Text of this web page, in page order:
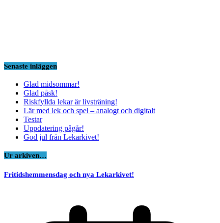
Senaste inläggen
Glad midsommar!
Glad påsk!
Riskfyllda lekar är livsträning!
Lär med lek och spel – analogt och digitalt
Testar
Uppdatering pågår!
God jul från Lekarkivet!
Ur arkiven…
Fritidshemmensdag och nya Lekarkivet!